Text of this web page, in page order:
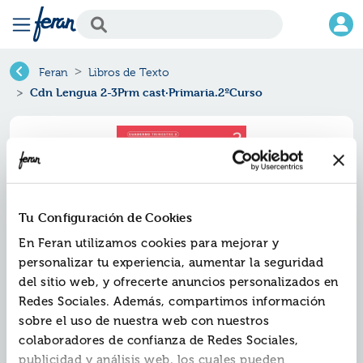
Tu Configuración de Cookies
En Feran utilizamos cookies para mejorar y
personalizar tu experiencia, aumentar la seguridad
del sitio web, y ofrecerte anuncios personalizados en
Redes Sociales. Además, compartimos información
sobre el uso de nuestra web con nuestros
colaboradores de confianza de Redes Sociales,
publicidad y análisis web, los cuales pueden
Feran Libros de Texto
Cdn Lengua 2-3Prm cast·Primaria.2ºCurso
Cdn lengua 2-3prm
cast·primaria.2ºcurso